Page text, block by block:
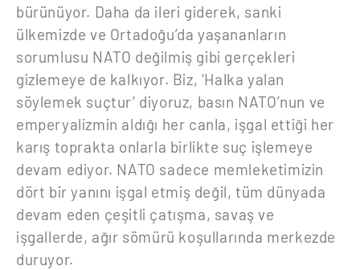
bürünüyor. Daha da ileri giderek, sanki
ülkemizde ve Ortadoğu’da yaşananların
sorumlusu NATO değilmiş gibi gerçekleri
gizlemeye de kalkıyor. Biz, ‘Halka yalan
söylemek suçtur’ diyoruz, basın NATO’nun ve
emperyalizmin aldığı her canla, işgal ettiği her
karış toprakta onlarla birlikte suç işlemeye
devam ediyor. NATO sadece memleketimizin
dört bir yanını işgal etmiş değil, tüm dünyada
devam eden çeşitli çatışma, savaş ve
işgallerde, ağır sömürü koşullarında merkezde
duruyor.